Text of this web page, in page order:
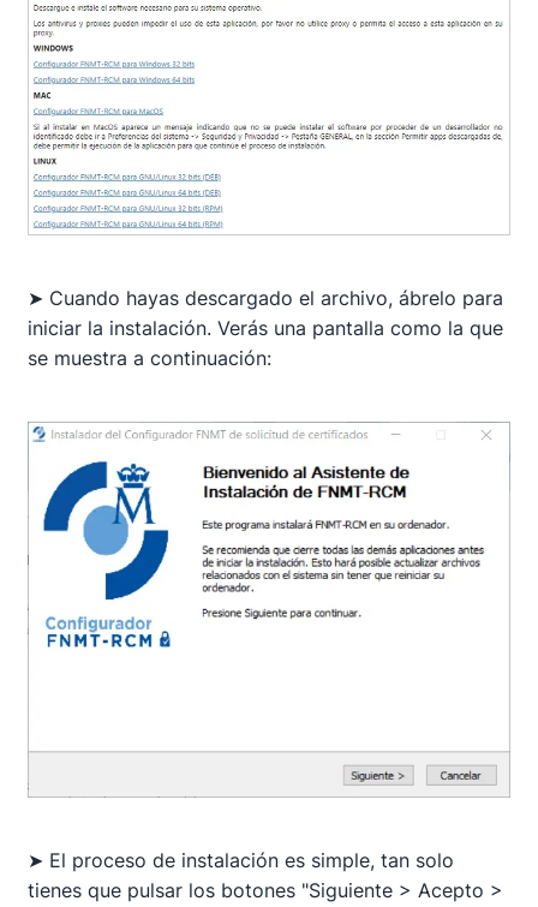
➤ Cuando hayas descargado el archivo, ábrelo para
iniciar la instalación. Verás una pantalla como la que
se muestra a continuación:
➤ El proceso de instalación es simple, tan solo
tienes que pulsar los botones "Siguiente > Acepto >